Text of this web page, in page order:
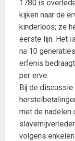
1780 is
kijken naar de
kinderloos; ze
eerste lijn. Het
na 10
erfenis
per erve.
Bij de
met de nadelen
volgens